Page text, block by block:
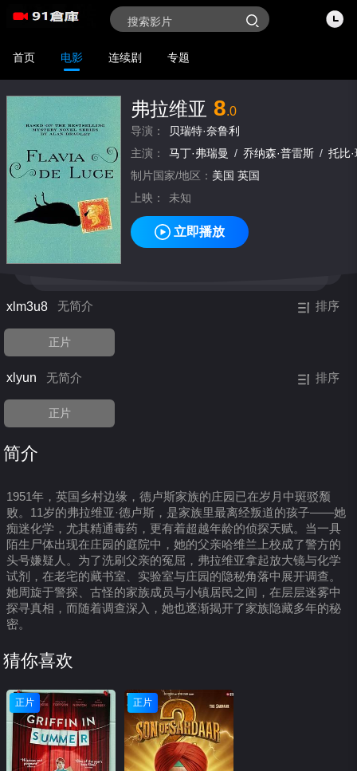
首页 电影 连续剧 专题
弗拉维亚 8.0
导演：
贝瑞特·奈鲁利
主演：
马丁·弗瑞曼 / 乔纳森·普雷斯 / 托比
制片国家/地区： 美国 英国
上映：
未知
立即播放
xlm3u8 无简介 排序
正片
xlyun 无简介 排序
正片
简介
1951年，英国乡村边缘，德卢斯家族的庄园已在岁月中斑驳颓
败。11岁的弗拉维亚·德卢斯，是家族里最离经叛道的孩子——她
痴迷化学，尤其精通毒药，更有着超越年龄的侦探天赋。当一具
陌生尸体出现在庄园的庭院中，她的父亲哈维兰上校成了警方的
头号嫌疑人。为了洗刷父亲的冤屈，弗拉维亚拿起放大镜与化学
试剂，在老宅的藏书室、实验室与庄园的隐秘角落中展开调查。
她周旋于警探、古怪的家族成员与小镇居民之间，在层层迷雾中
探寻真相，而随着调查深入，她也逐渐揭开了家族隐藏多年的秘
密。
猜你喜欢
正片 正片